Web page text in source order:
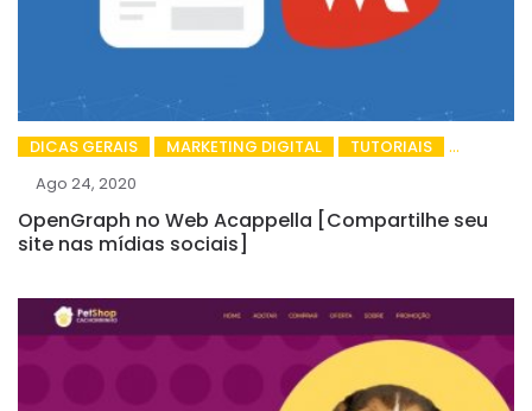
DICAS GERAIS MARKETING DIGITAL
TUTORIAIS
Ago 24, 2020
OpenGraph no Web Acappella [Compartilhe seu
site nas mídias sociais]